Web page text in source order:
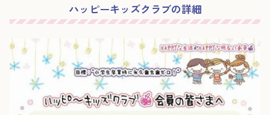
ハッピーキッズクラブの詳細